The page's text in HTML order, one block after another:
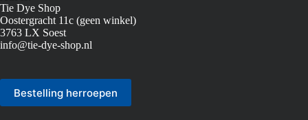
Tie Dye Shop
Oostergracht 11c (geen winkel)
3763 LX Soest
info@tie-dye-shop.nl
Bestelling herroepen